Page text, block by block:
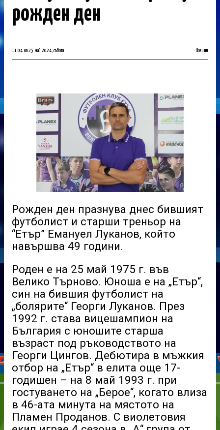
рожден ден
11:04 на 25 май 2024, събота Новини
Рожден ден празнува днес бившият
футболист и старши треньор на
“Етър” Емануел Луканов, който
навършва 49 години.
Роден е на 25 май 1975 г. във
Велико Търново. Юноша е на „Етър“,
син на бившия футболист на
„болярите“ Георги Луканов. През
1992 г. става вицешампион на
България с юношите старша
възраст под ръководството на
Георги Цингов. Дебютира в мъжкия
отбор на „Етър“ в елита още 17-
годишен – на 8 май 1993 г. при
гостуването на „Берое“, когато влиза
в 46-ата минута на мястото на
Пламен Проданов. С виолетовия